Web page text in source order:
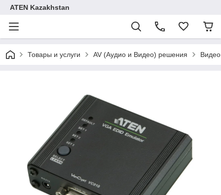
ATEN Kazakhstan
Товары и услуги AV (Аудио и Видео) решения